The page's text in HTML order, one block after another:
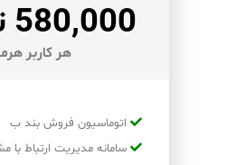
580,000 تومان
هر کاربر
اتوماسیون فروش بند ب
سامانه مدیریت ارتباط با